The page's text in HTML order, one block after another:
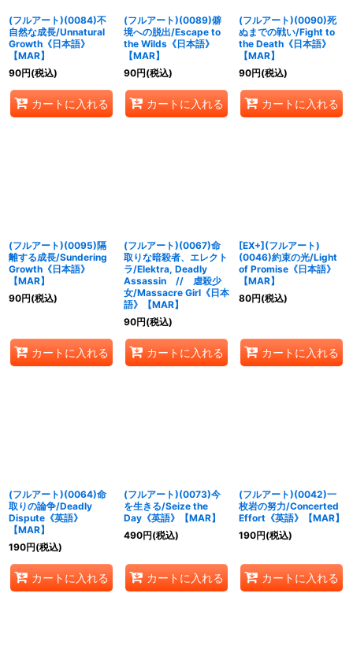
(フルアート)(0084)不
自然な成長/Unnatural
Growth《日本語》
【MAR】
90円(税込)
カートに入れる
(フルアート)(0089)僻
境への脱出/Escape to
the Wilds《日本語》
【MAR】
90円(税込)
カートに入れる
(フルアート)(0090)死
ぬまでの戦い/Fight to
the Death《日本語》
【MAR】
90円(税込)
カートに入れる
(フルアート)(0095)隔
離する成長/Sundering
Growth《日本語》
【MAR】
90円(税込)
カートに入れる
(フルアート)(0067)命
取りな暗殺者、エレクト
ラ/Elektra, Deadly
Assassin // 虐殺少
女/Massacre Girl《日本
語》【MAR】
90円(税込)
カートに入れる
[EX+](フルアート)
(0046)約束の光/Light
of Promise《日本語》
【MAR】
80円(税込)
カートに入れる
(フルアート)(0064)命
取りの論争/Deadly
Dispute《英語》
【MAR】
190円(税込)
カートに入れる
(フルアート)(0073)今
を生きる/Seize the
Day《英語》【MAR】
490円(税込)
カートに入れる
(フルアート)(0042)一
枚岩の努力/Concerted
Effort《英語》【MAR】
190円(税込)
カートに入れる